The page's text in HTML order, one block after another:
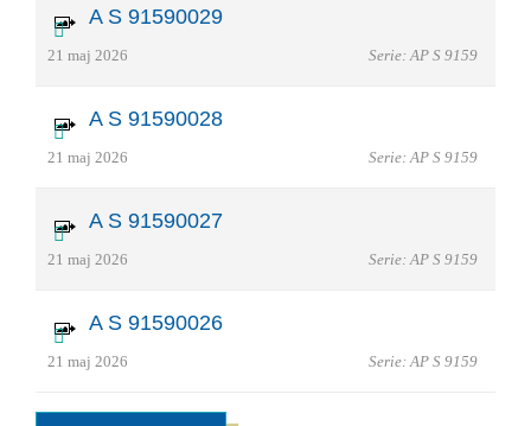
A S 91590029
21 maj 2026 Serie: AP S 9159
A S 91590028
21 maj 2026 Serie: AP S 9159
A S 91590027
21 maj 2026 Serie: AP S 9159
A S 91590026
21 maj 2026 Serie: AP S 9159